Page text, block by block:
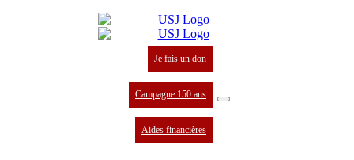
Je fais un don
Campagne 150 ans
Aides financières